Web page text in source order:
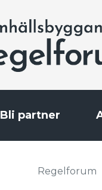
Bli partner
Regelforum